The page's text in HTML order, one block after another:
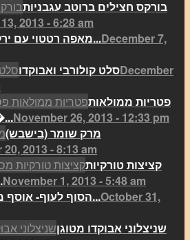
בורקס חצילים ברוטב עגבניות
2013 - 6:28 am
מאפה רטטוי עם ירקות צלויים וגבינה...December 7,
סלט קולורבי ואבוקדוDecember
פטריות ממולאות
פסטוNovember 26, 2013 - 12:33 pm
מרק שומר (בישבש)
2013 - 8:13 am
קציצות טורקיות
November 1, 2013 - 5:48 am
הסוף לעוף- אוסף מתכונים טבעוניים...October 31,
שניצלוני אבוקדו מטוגן